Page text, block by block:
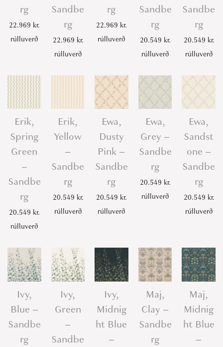
rg
22.969 kr.
rúlluverð
Sandbe
rg
22.969 kr.
rúlluverð
rg
22.969 kr.
rúlluverð
Sandbe
rg
20.549 kr.
rúlluverð
Sandbe
rg
20.549 kr.
rúlluverð
Erik,
Spring
Green
–
Sandbe
rg
20.549 kr.
rúlluverð
Erik,
Yellow
–
Sandbe
rg
20.549 kr.
rúlluverð
Ewa,
Dusty
Pink –
Sandbe
rg
20.549 kr.
rúlluverð
Ewa,
Grey –
Sandbe
rg
20.549 kr.
rúlluverð
Ewa,
Sandst
one –
Sandbe
rg
20.549 kr.
rúlluverð
Ivy,
Blue –
Sandbe
rg
Ivy,
Green
–
Sandbe
Ivy,
Midnig
ht Blue
–
Maj,
Clay –
Sandbe
rg
Maj,
Midnig
ht Blue
–